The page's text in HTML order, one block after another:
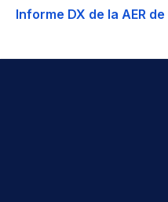
Informe DX de la AER